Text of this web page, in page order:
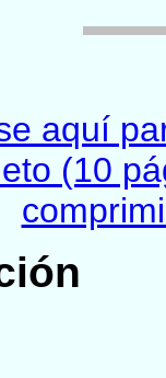
aquí
(10